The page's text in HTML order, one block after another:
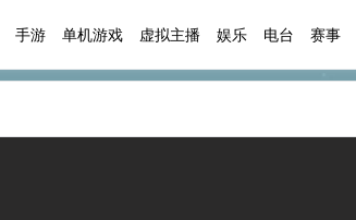
手游 单机游戏 虚拟主播 娱乐 电台 赛事